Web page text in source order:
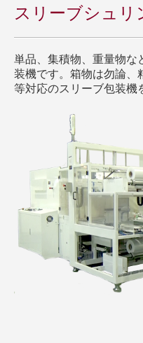
スリーブシュリ
単品、集積物、重量物な
装機です。箱物は勿論、
等対応のスリーブ包装機